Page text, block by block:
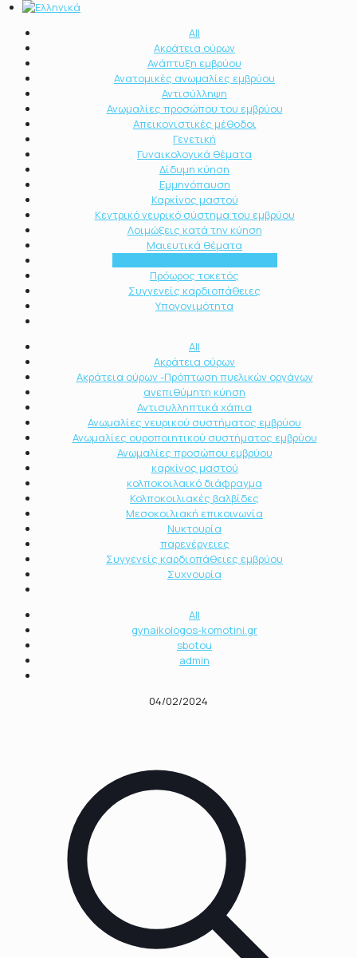
All
Ακράτεια ούρων
Ανάπτυξη εμβρύου
Ανατομικές ανωμαλίες εμβρύου
Αντισύλληψη
Ανωμαλίες προσώπου του εμβρύου
Απεικονιστικές μέθοδοι
Γενετική
Γυναικολογικά θέματα
Δίδυμη κύηση
Εμμηνόπαυση
Καρκίνος μαστού
Κεντρικό νευρικό σύστημα του εμβρύου
Λοιμώξεις κατά την κύηση
Μαιευτικά θέματα
Πρόωρος τοκετός
Συγγενείς καρδιοπάθειες
Υπογονιμότητα
All
Ακράτεια ούρων
Ακράτεια ούρων -Πρόπτωση πυελικών οργάνων
ανεπιθύμητη κύηση
Αντισυλληπτικά χάπια
Ανωμαλίες νευρικού συστήματος εμβρύου
Ανωμαλίες ουροποιητικού συστήματος εμβρύου
Ανωμαλίες προσώπου εμβρύου
καρκίνος μαστού
κολποκοιλαικό διάφραγμα
Κολποκοιλιακές βαλβίδες
Μεσοκοιλιακή επικοινωνία
Νυκτουρία
παρενέργειες
Συγγενείς καρδιοπάθειες εμβρύου
Συχνουρία
All
gynaikologos-komotini.gr
sbotou
admin
04/02/2024